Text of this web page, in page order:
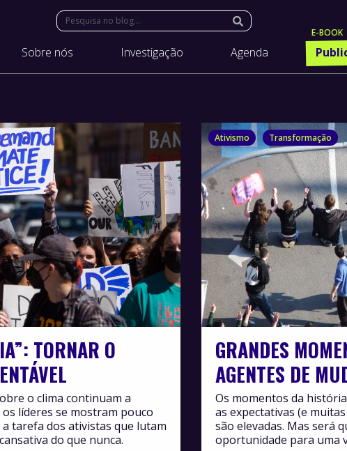
Search:
Sobre nós Investigação Agenda
TORNAR O
o clima continuam a
líderes se mostram pouco
tarefa dos ativistas que lutam
do que nunca.
Ativismo Transformação
GRANDES
AGENTES DE
Os momentos da
as expectativas (e
são elevadas. Mas será
oportunidade para uma